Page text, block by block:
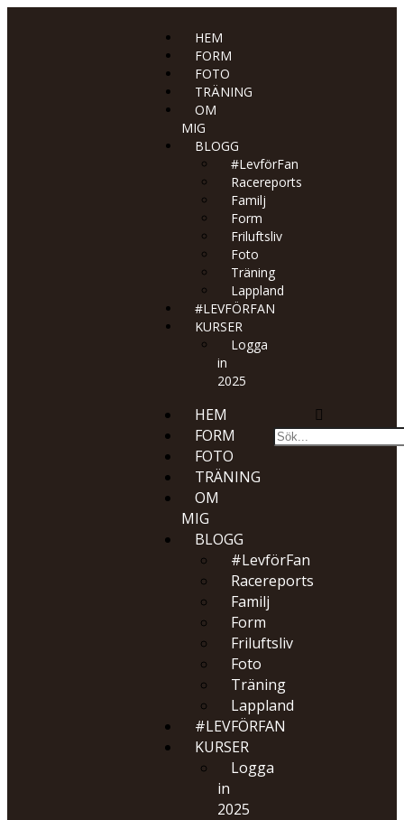
HEM
FORM
FOTO
TRÄNING
OM
MIG
BLOGG
#LevförFan
Racereports
Familj
Form
Friluftsliv
Foto
Träning
Lappland
#LEVFÖRFAN
KURSER
Logga
in
2025
HEM
FORM
FOTO
TRÄNING
OM
MIG
BLOGG
#LevförFan
Racereports
Familj
Form
Friluftsliv
Foto
Träning
Lappland
#LEVFÖRFAN
KURSER
Logga
in
2025